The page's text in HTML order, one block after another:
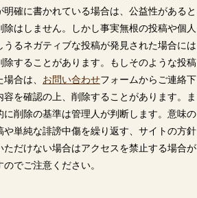
明確に書かれている場合は、公益性があると
除はしません。しかし事実無根の投稿や個人
うるネガティブな投稿が発見された場合には
除することがあります。もしそのような投稿
合は、 お問い合わせフォームからご連絡下
容を確認の上、削除することがあります。ま
に削除の基準は管理人が判断します。意味の
や単純な誹謗中傷を繰り返す、サイトの方針
ただけない場合はアクセスを禁止する場合が
のでご注意ください。